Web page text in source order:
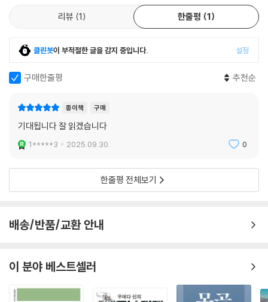
의 부흥에 기여했다. 셀주크 왕조의 한 분파는 1077년에 아나톨리아반도
에서 룸 셀주크 술탄국을 수립했는데, 그 결과 이 지역의 투르크화가 시작
되었다.
--- 「3.2. 셀주크」 중에서
‘차가타이인’은 중앙아시아의 몽골 국가였던 차가타이 칸국의 투르크-몽
골 유목민 지배층을 지칭하는 명칭이었다. 14세기 중반 차가타이 칸국이
은 ‘차가타이인’이라는 명칭을 자칭으로 사용한 반면, 모굴리스탄에서 유
목 생활을 하던 동부 차가타이 유목민들은 자신들을 ‘모굴인’, 즉 몽골인이
인’ 정체성을 가지고 있었다. 차가타이인은 중앙아시아의 티무르 제국과
남아시아의 무굴 제국이라는 세계사적으로 중요한 두 제국을 건설했다. 동
을 17세기 말까지 지배하며 현대 위구르인의 형성에 기여했다.
--- 「4.1. 차가타이」 중에서
초기 투르크 민족들에서 시작해, 중앙유라시아의 중부와 서부에 등장한 하
자르, 불가르, 킵착, 오구즈 같은 중세 투르크 민족들을 거쳐, 14~16세기
포괄적으로 다루는 진정한 의미의 통사다.
또한 기존 투르크사 책들은 역사에 등장한 수많은 투르크 민족을 하나의
르크 민족의 형성과 발전 과정을 비판적으로 검토해, 이들을 다양한 기원
과 정체성을 지닌 집단으로 조명한다. 따라서 독자들은 이 책을 통해 예컨
을 자처한 오스만 제국 사이의 역사적 단절, 또는 지중해 국가인 튀르키예
다양한 1차 사료를 비롯한 67개 부가 정보 글 수록
전문가들이 발표한 최근의 연구 결과를 참조했으며, 특히 유전학 분야의
르크 민족들의 기원 및 형성과 관련된 여러 난제에 실마리를 제공한다). 또
리뷰 1 한줄평 1
클린봇이 부적절한 글을 감지 중입니다. 설정
구매한줄평 추천순
종이책 구매
기대됩니다 잘 읽겠습니다
1*****3 2025.09.30. 0
한줄평 전체보기
배송/반품/교환 안내
이 분야 베스트셀러